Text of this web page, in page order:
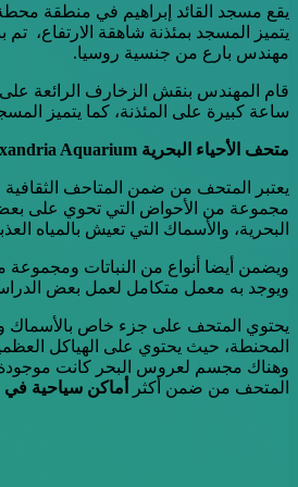
يقع مسجد القائد إبراهيم في منطقة محطة
يتميز المسجد بمئذنة شاهقة الارتفاع،
مهندس بارع من جنسية روسيا.
قام المهندس بنقش الزخارف الرائعة على
ساعة كبيرة على المئذنة، كما يتميز
متحف الأحياء البحرية Aquarium
يعتبر المتحف من ضمن المتاحف الثقافية
مجموعة من الأحواض التي تحوي على
البحرية، والأسماك التي تعيش بالمياه
ويضمن أيضا أنواع من النباتات ومجموعة
ويوجد به معمل متكامل لعمل بعض
يحتوي المتحف على جزء خاص بالأسماك
المحنطة، حيث يحتوي على الهياكل
وهناك مجسم لعروس البحر كانت موجودة
المتحف من ضمن أكثر
أماكن سياحية في